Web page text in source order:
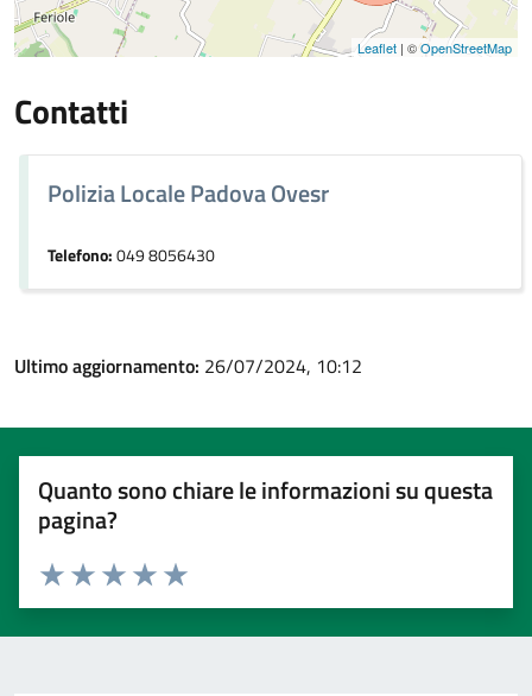
Leaflet | ©OpenStreetMap
Contatti
Polizia Locale Padova Ovesr
Telefono:049 8056430
Ultimo aggiornamento: 26/07/2024, 10:12
Quanto sono chiare le informazioni su questa
pagina?
Valuta 5 stelle su 5
Valuta 4 stelle su 5
Valuta 3 stelle su 5
Valuta 2 stelle su 5
Valuta 1 stelle su 5